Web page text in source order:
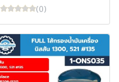
(0)